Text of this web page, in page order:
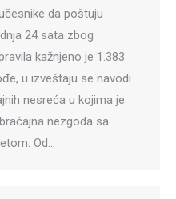
da poštuju
24 sata zbog
kažnjeno je 1.383
u izveštaju se navodi
nesreća u kojima je
nezgoda sa
Od…